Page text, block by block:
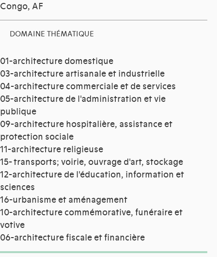
Congo, AF
DOMAINE THÉMATIQUE
01-architecture domestique
03-architecture artisanale et industrielle
04-architecture commerciale et de services
05-architecture de l'administration et vie
publique
09-architecture hospitalière, assistance et
protection sociale
11-architecture religieuse
15- transports; voirie, ouvrage d'art, stockage
12-architecture de l'éducation, information et
sciences
16-urbanisme et aménagement
10-architecture commémorative, funéraire et
votive
06-architecture fiscale et financière